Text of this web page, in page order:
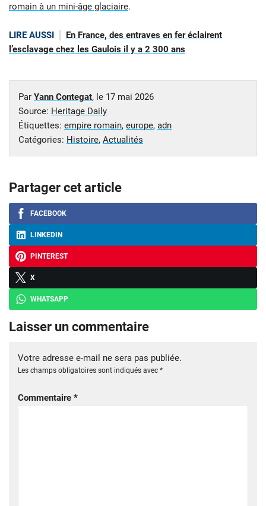
romain à un mini-âge glaciaire.
LIRE AUSSI
En France, des entraves en fer éclairent
l’esclavage chez les Gaulois il y a 2 300 ans
Par Yann Contegat, le 17 mai 2026
Source: Heritage Daily
Étiquettes: empire romain, europe, adn
Catégories: Histoire, Actualités
Partager cet article
FACEBOOK
LINKEDIN
PINTEREST
X
WHATSAPP
Laisser un commentaire
Votre adresse e-mail ne sera pas publiée.
Les champs obligatoires sont indiqués avec *
Commentaire *